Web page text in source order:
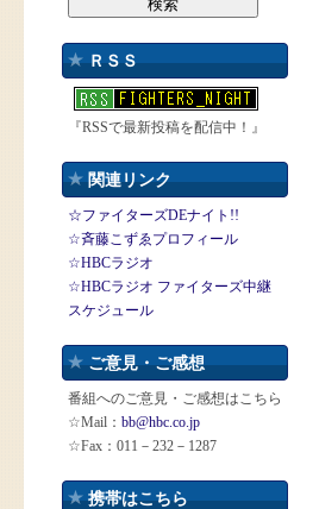
ＲＳＳ
『RSSで最新投稿を配信中！』
関連リンク
☆ファイターズDEナイト!!
☆斉藤こずゑプロフィール
☆HBCラジオ
☆HBCラジオ ファイターズ中継
スケジュール
ご意見・ご感想
番組へのご意見・ご感想はこちら
☆Mail： bb@hbc.co.jp
☆Fax：011－232－1287
携帯はこちら